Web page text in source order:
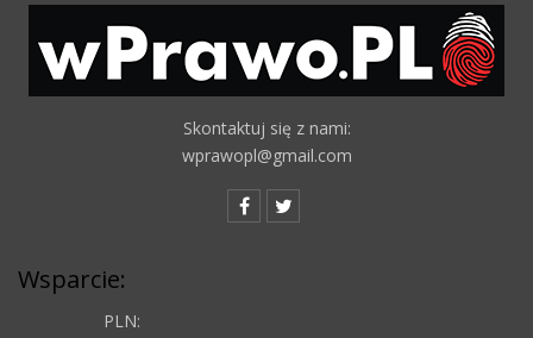
Skontaktuj się z nami:
wprawopl@gmail.com
Wsparcie:
PLN: